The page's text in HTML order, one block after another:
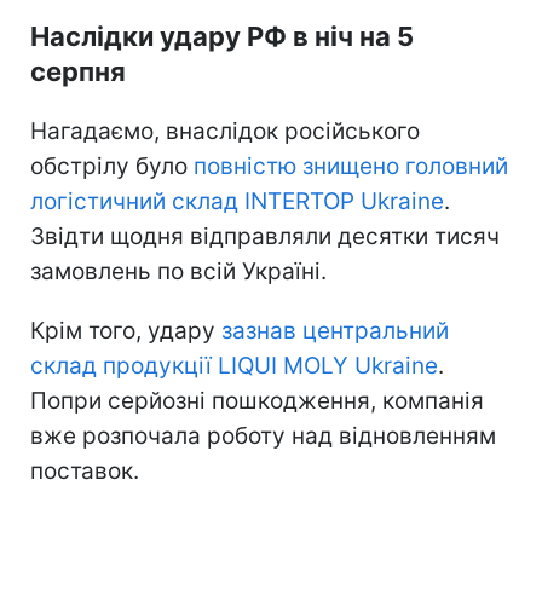
Наслідки удару РФ в ніч на 5
серпня
Нагадаємо, внаслідок російського
обстрілу було повністю знищено головний
логістичний склад INTERTOP Ukraine.
Звідти щодня відправляли десятки тисяч
замовлень по всій Україні.
Крім того, удару зазнав центральний
склад продукції LIQUI MOLY Ukraine.
Попри серйозні пошкодження, компанія
вже розпочала роботу над відновленням
поставок.